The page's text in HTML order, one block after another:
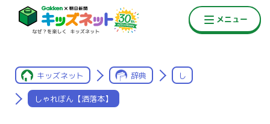
キッズネット 辞典 し
しゃれぼん【洒落本】